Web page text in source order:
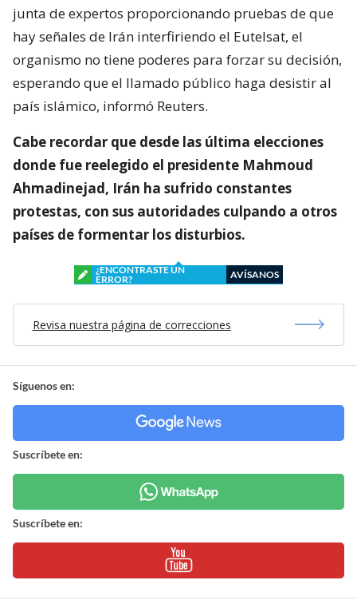
junta de expertos proporcionando pruebas de que
hay señales de Irán interfiriendo el Eutelsat, el
organismo no tiene poderes para forzar su decisión,
esperando que el llamado público haga desistir al
país islámico, informó Reuters.
Cabe recordar que desde las última elecciones
donde fue reelegido el presidente Mahmoud
Ahmadinejad, Irán ha sufrido constantes
protestas, con sus autoridades culpando a otros
países de formentar los disturbios.
¿ENCONTRASTE UN
ERROR?
AVÍSANOS
Revisa nuestra página de correcciones
Síguenos en:
Suscríbete en:
Suscríbete en: